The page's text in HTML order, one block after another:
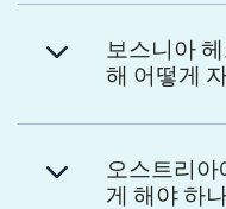
보스니아
해 어떻게
오스트리아
게 해야 하